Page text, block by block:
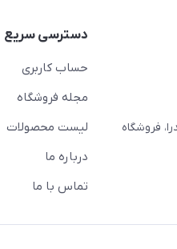
فروشگاه
دسترسی سریع
حساب کاربری
مجله فروشگاه
لیست محصولات
درباره ما
تماس با ما